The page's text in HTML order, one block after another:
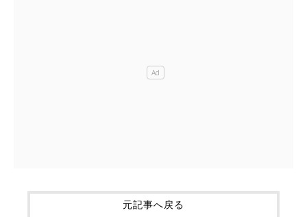
元記事へ戻る